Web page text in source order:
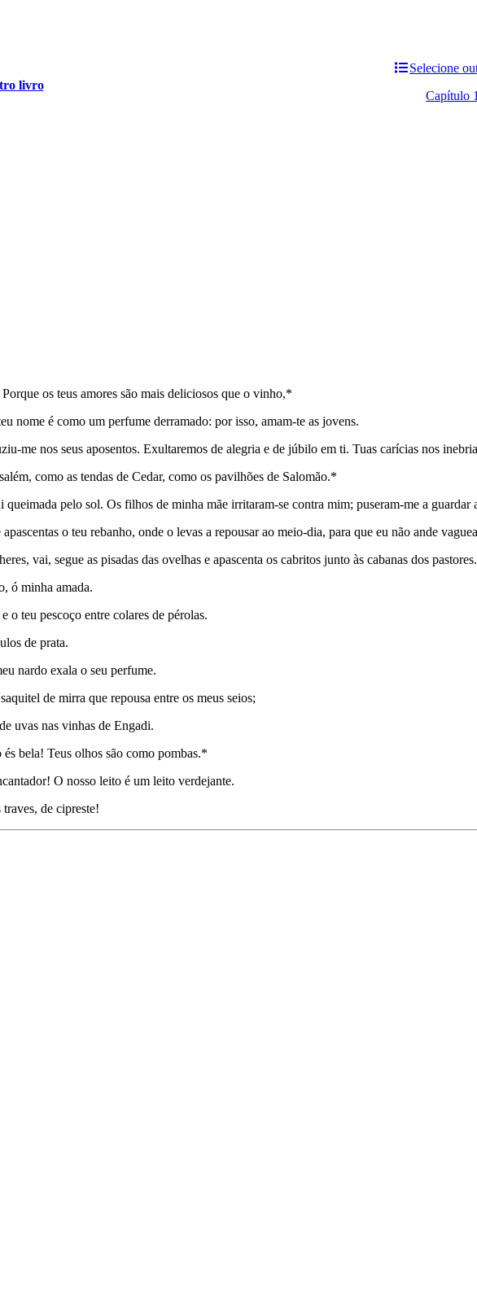
livro
Selecione
Capítulo 1
os teus amores são mais deliciosos que o vinho,*
nome é como um perfume derramado: por isso, amam-te as jovens.
me nos seus aposentos. Exultaremos de alegria e de júbilo em ti. Tuas carícias nos
como as tendas de Cedar, como os pavilhões de Salomão.*
pelo sol. Os filhos de minha mãe irritaram-se contra mim; puseram-me a
o teu rebanho, onde o levas a repousar ao meio-dia, para que eu não ande
vai, segue as pisadas das ovelhas e apascenta os cabritos junto às cabanas dos pastores.
ó minha amada.
o teu pescoço entre colares de pérolas.
de prata.
nardo exala o seu perfume.
de mirra que repousa entre os meus seios;
uvas nas vinhas de Engadi.
bela! Teus olhos são como pombas.*
O nosso leito é um leito verdejante.
traves, de cipreste!